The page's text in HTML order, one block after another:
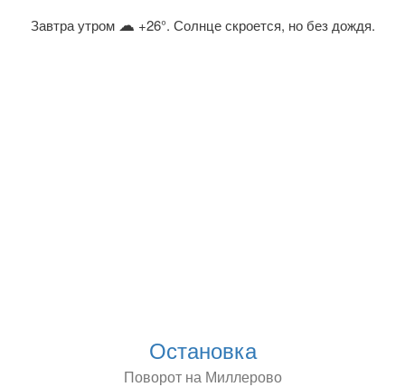
Завтра утром ☁ +26°. Солнце скроется, но без дождя.
Остановка
Поворот на Миллерово